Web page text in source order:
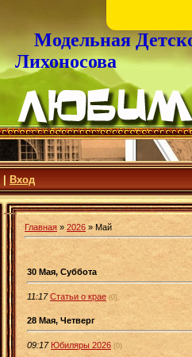
Модельная
Лихоносова
Вход
Главная » 2026 » Май
30 Мая, Суббота
11:17 Статьи о крае (0)
28 Мая, Четверг
09:17 Юбиляры 2026 (0)